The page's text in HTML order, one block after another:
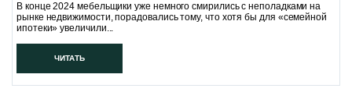
В конце 2024 мебельщики уже немного смирились с неполадками на
рынке недвижимости, порадовались тому, что хотя бы для «семейной
ипотеки» увеличили...
ЧИТАТЬ